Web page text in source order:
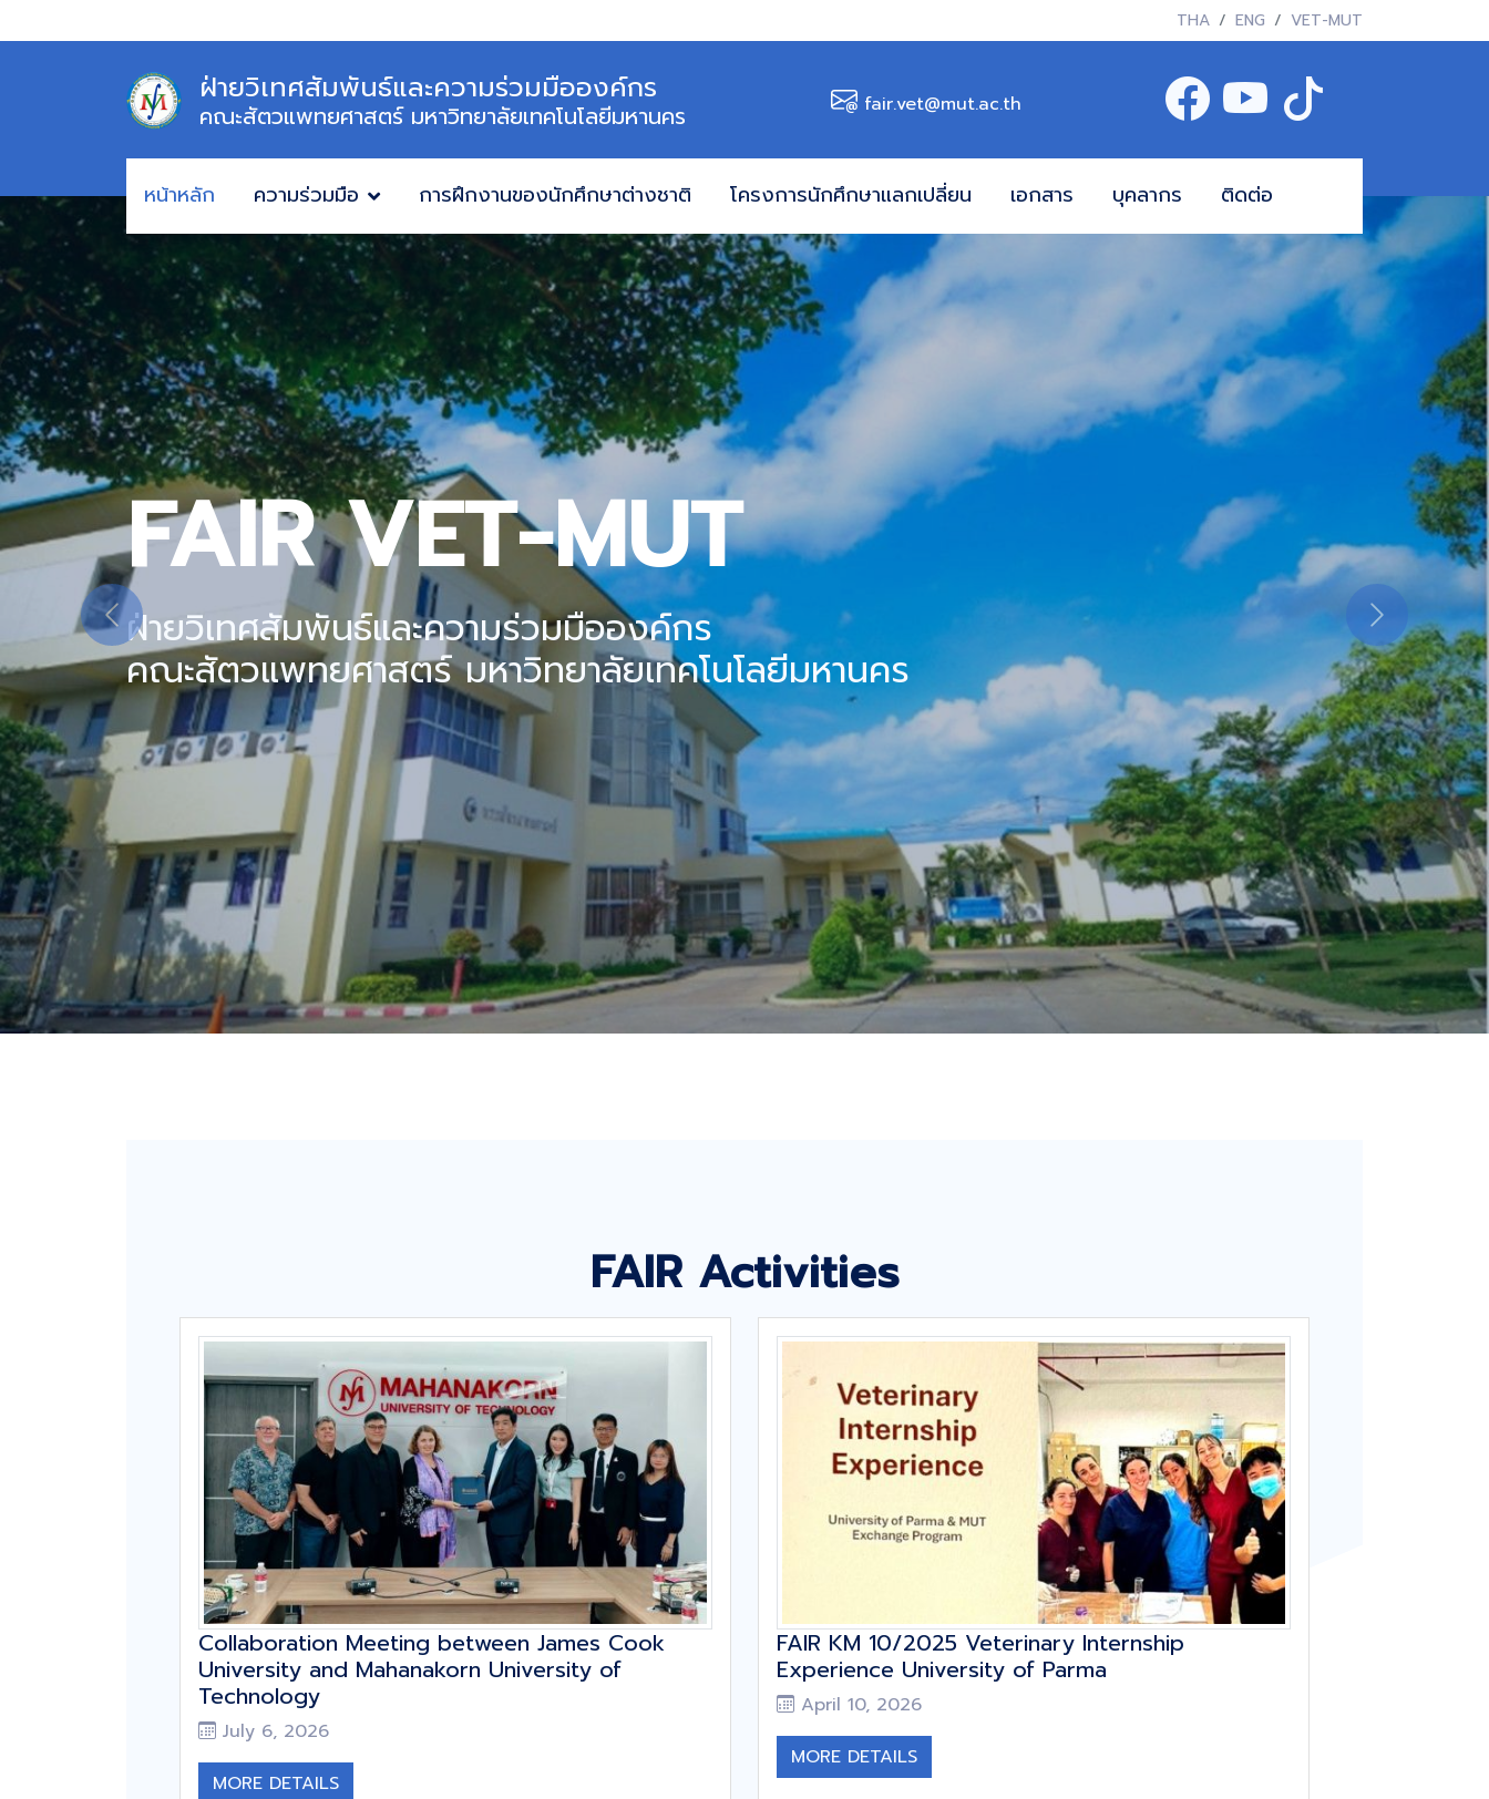
THA ENG VET-MUT
ฝ่ายวิเทศสัมพันธ์และความร่วมมือองค์กร
คณะสัตวแพทยศาสตร์ มหาวิทยาลัยเทคโนโลยีมหานคร fair.vet@mut.ac.th
หน้าหลัก ความร่วมมือ การฝึกงานของนักศึกษาต่างชาติ โครงการนักศึกษาแลกเปลี่ยน เอกสาร บุคลากร ติดต่อ
FAIR VET-MUT
ฝ่ายวิเทศสัมพันธ์และความร่วมมือองค์กร
คณะสัตวแพทยศาสตร์ มหาวิทยาลัยเทคโนโลยีมหานคร
Previous Next
FAIR Activities
Collaboration Meeting between James Cook
University and Mahanakorn University of
Technology
July 6, 2026
MORE DETAILS
FAIR KM 10/2025 Veterinary Internship
Experience University of Parma
April 10, 2026
MORE DETAILS